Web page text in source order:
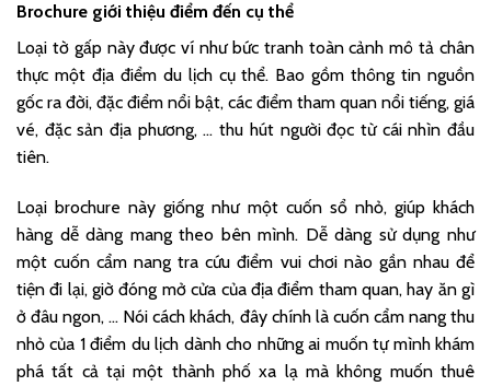
Brochure giới thiệu điểm đến cụ thể
Loại tờ gấp này được ví như bức tranh toàn cảnh mô tả chân
thực một địa điểm du lịch cụ thể. Bao gồm thông tin nguồn
gốc ra đời, đặc điểm nổi bật, các điểm tham quan nổi tiếng, giá
vé, đặc sản địa phương, … thu hút người đọc từ cái nhìn đầu
tiên.
Loại brochure này giống như một cuốn sổ nhỏ, giúp khách
hàng dễ dàng mang theo bên mình. Dễ dàng sử dụng như
một cuốn cẩm nang tra cứu điểm vui chơi nào gần nhau để
tiện đi lại, giờ đóng mở cửa của địa điểm tham quan, hay ăn gì
ở đâu ngon, … Nói cách khách, đây chính là cuốn cẩm nang thu
nhỏ của 1 điểm du lịch dành cho những ai muốn tự mình khám
phá tất cả tại một thành phố xa lạ mà không muốn thuê